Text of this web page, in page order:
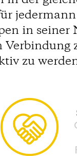
in seiner
zu